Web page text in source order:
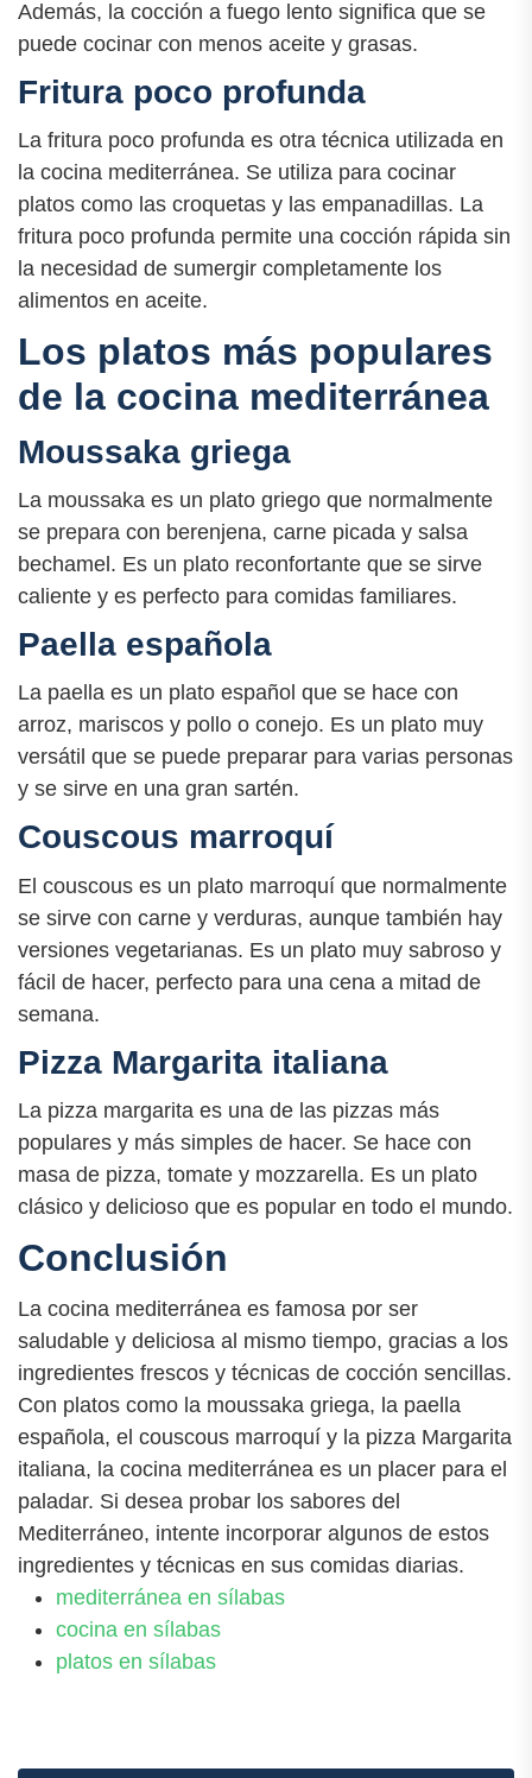
Además, la cocción a fuego lento significa que se
puede cocinar con menos aceite y grasas.
Fritura poco profunda
La fritura poco profunda es otra técnica utilizada en
la cocina mediterránea. Se utiliza para cocinar
platos como las croquetas y las empanadillas. La
fritura poco profunda permite una cocción rápida sin
la necesidad de sumergir completamente los
alimentos en aceite.
Los platos más populares
de la cocina mediterránea
Moussaka griega
La moussaka es un plato griego que normalmente
se prepara con berenjena, carne picada y salsa
bechamel. Es un plato reconfortante que se sirve
caliente y es perfecto para comidas familiares.
Paella española
La paella es un plato español que se hace con
arroz, mariscos y pollo o conejo. Es un plato muy
versátil que se puede preparar para varias personas
y se sirve en una gran sartén.
Couscous marroquí
El couscous es un plato marroquí que normalmente
se sirve con carne y verduras, aunque también hay
versiones vegetarianas. Es un plato muy sabroso y
fácil de hacer, perfecto para una cena a mitad de
semana.
Pizza Margarita italiana
La pizza margarita es una de las pizzas más
populares y más simples de hacer. Se hace con
masa de pizza, tomate y mozzarella. Es un plato
clásico y delicioso que es popular en todo el mundo.
Conclusión
La cocina mediterránea es famosa por ser
saludable y deliciosa al mismo tiempo, gracias a los
ingredientes frescos y técnicas de cocción sencillas.
Con platos como la moussaka griega, la paella
española, el couscous marroquí y la pizza Margarita
italiana, la cocina mediterránea es un placer para el
paladar. Si desea probar los sabores del
Mediterráneo, intente incorporar algunos de estos
ingredientes y técnicas en sus comidas diarias.
mediterránea en sílabas
cocina en sílabas
platos en sílabas